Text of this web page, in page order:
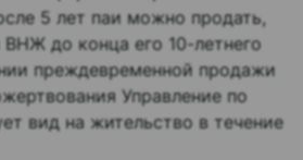
5 лет паи можно продать,
до конца его 10-летнего
преждевременной продажи
Управление по
вид на жительство в течение